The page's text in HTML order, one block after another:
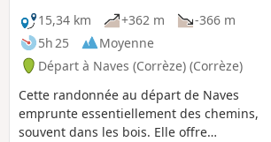
15,34 km
+362 m
-366 m
5h 25
Moyenne
Départ à Naves (Corrèze) (Corrèze)
Cette randonnée au départ de Naves
emprunte essentiellement des chemins,
souvent dans les bois. Elle offre